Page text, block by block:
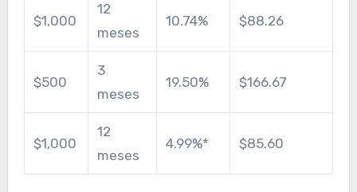
$1,000
12
meses
10.74% $88.26
$500
3
meses
19.50% $166.67
$1,000
12
meses
4.99%* $85.60